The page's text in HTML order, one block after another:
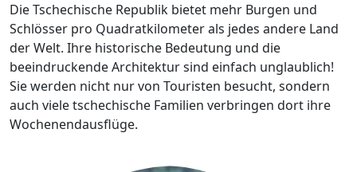
Die Tschechische Republik bietet mehr Burgen und
Schlösser pro Quadratkilometer als jedes andere Land
der Welt. Ihre historische Bedeutung und die
beeindruckende Architektur sind einfach unglaublich!
Sie werden nicht nur von Touristen besucht, sondern
auch viele tschechische Familien verbringen dort ihre
Wochenendausflüge.